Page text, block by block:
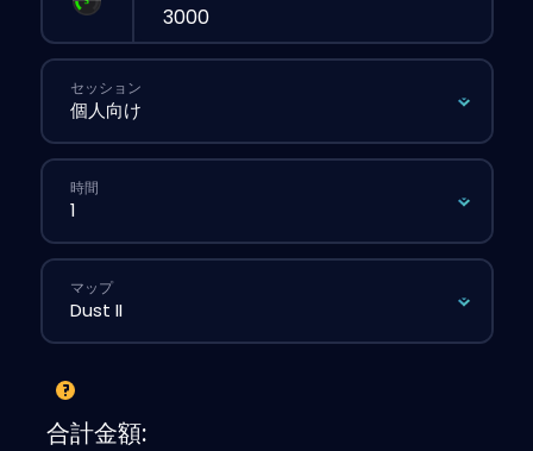
セッション
時間
マップ
合計金額: